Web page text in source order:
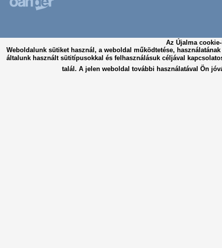
Weboldalunk sütiket használ, a weboldal működtetése,
általunk használt sütitípusokkal és felhasználásuk céljával
talál. A jelen weboldal további használatával Ön
Az Újalma